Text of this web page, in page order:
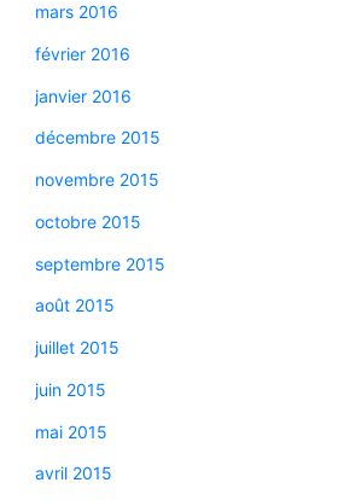
mars 2016
février 2016
janvier 2016
décembre 2015
novembre 2015
octobre 2015
septembre 2015
août 2015
juillet 2015
juin 2015
mai 2015
avril 2015